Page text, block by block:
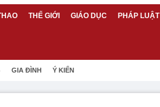
THẾ GIỚI GIÁO DỤC PHÁP LUẬT
GIA ĐÌNH Ý KIẾN